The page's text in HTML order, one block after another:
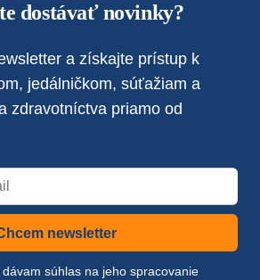
dostávať novinky?
a získajte prístup k
jedálničkom, súťažiam a
zdravotníctva priamo od
newsletter
súhlas na jeho spracovanie